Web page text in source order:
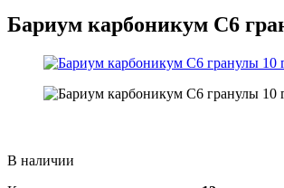
Бариум карбоникум С6
В наличии